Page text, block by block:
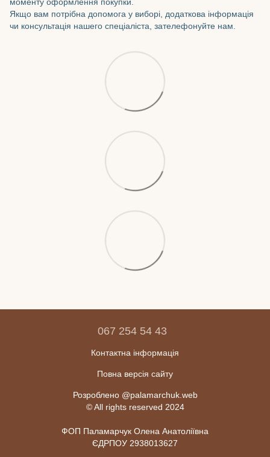
Якщо вам потрібна допомога у виборі, додаткова інформація
чи консультація нашего спеціаліста, зателефонуйте нам.
067 254 54 43
Контактна інформація
Повна версія сайту
Розроблено @palamarchuk.web
© All rights reserved 2024
ФОП Паламарчук Олена Анатоліївна
ЄДРПОУ 2938013627